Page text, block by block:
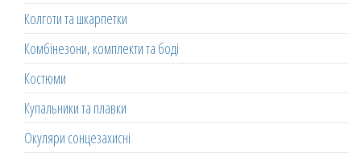
Колготи та шкарпетки
Комбінезони, комплекти та боді
Костюми
Купальники та плавки
Окуляри сонцезахисні